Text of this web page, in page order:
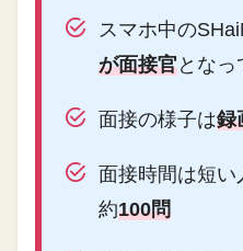
スマホ中の
が面接官となっ
面接の様子は録
面接時間は短い
約100問